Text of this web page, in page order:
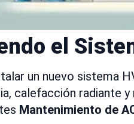
el
un nuevo sistema
calefacción radiante
Mantenimiento de